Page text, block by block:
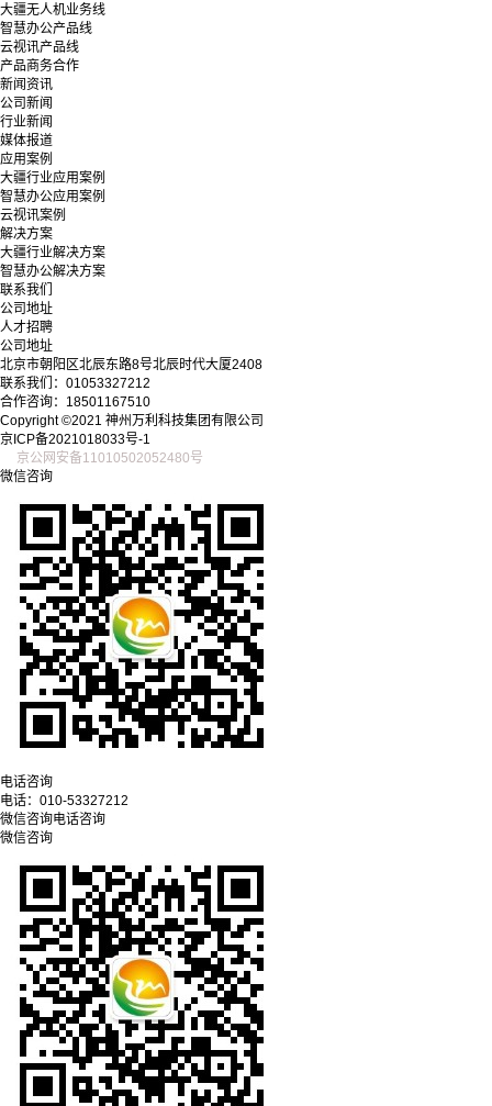
大疆无人机业务线
智慧办公产品线
云视讯产品线
产品商务合作
新闻资讯
公司新闻
行业新闻
媒体报道
应用案例
大疆行业应用案例
智慧办公应用案例
云视讯案例
解决方案
大疆行业解决方案
智慧办公解决方案
联系我们
公司地址
人才招聘
公司地址
北京市朝阳区北辰东路8号北辰时代大厦2408
联系我们：01053327212
合作咨询：18501167510
Copyright ©2021 神州万利科技集团有限公司
京ICP备2021018033号-1
京公网安备11010502052480号
微信咨询
电话咨询
电话： 010-53327212
微信咨询电话咨询
微信咨询